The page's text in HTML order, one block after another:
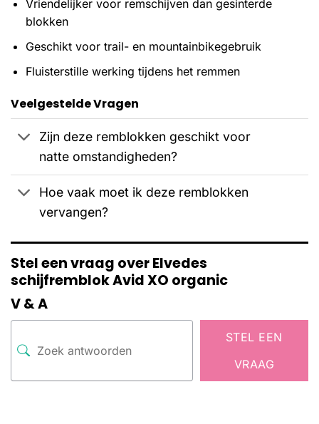
Vriendelijker voor remschijven dan gesinterde
blokken
Geschikt voor trail- en mountainbikegebruik
Fluisterstille werking tijdens het remmen
Veelgestelde Vragen
Zijn deze remblokken geschikt voor
natte omstandigheden?
Hoe vaak moet ik deze remblokken
vervangen?
Stel een vraag over Elvedes
schijfremblok Avid XO organic
V & A
STEL EEN
VRAAG